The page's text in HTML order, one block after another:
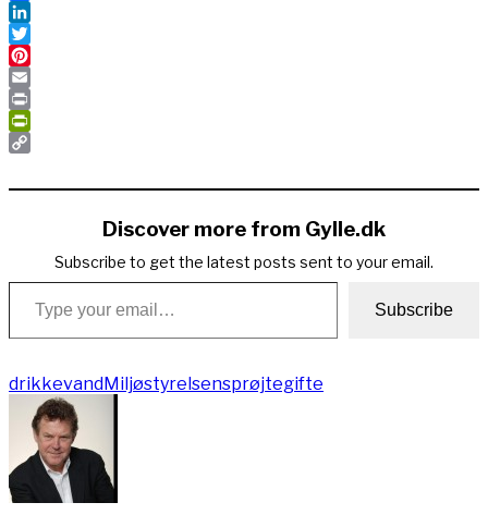
Facebook
LinkedIn
Twitter
Pinterest
Email
Print
PrintFriendly
Link
Discover more from Gylle.dk
Subscribe to get the latest posts sent to your email.
Type your email…
Subscribe
drikkevand Miljøstyrelsensprøjtegifte